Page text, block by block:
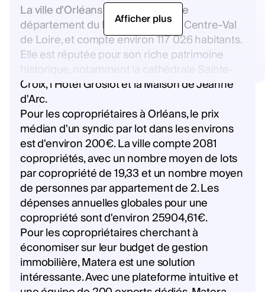
La ville d'Orléans est située dans le
département du Loiret, en région Centre-Val
de Loire, et compte environ 117 026 habitants.
Elle est réputée pour son riche patrimoine
historique, notamment la cathédrale Sainte-
Croix, l'Hôtel Groslot et la Maison de Jeanne
d'Arc.
Pour les copropriétaires à Orléans, le prix
médian d'un syndic par lot dans les environs
est d'environ 200€. La ville compte 2081
copropriétés, avec un nombre moyen de lots
par copropriété de 19,33 et un nombre moyen
de personnes par appartement de 2. Les
dépenses annuelles globales pour une
copropriété sont d'environ 25904,61€.
Pour les copropriétaires cherchant à
économiser sur leur budget de gestion
immobilière, Matera est une solution
intéressante. Avec une plateforme intuitive et
Afficher plus